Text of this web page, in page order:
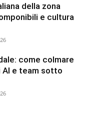
della zona
e cultura
come colmare
e team sotto